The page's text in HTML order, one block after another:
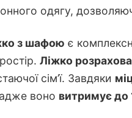
одягу,
з шафою є
Ліжко
сім’ї. Завдяки
воно витримує до